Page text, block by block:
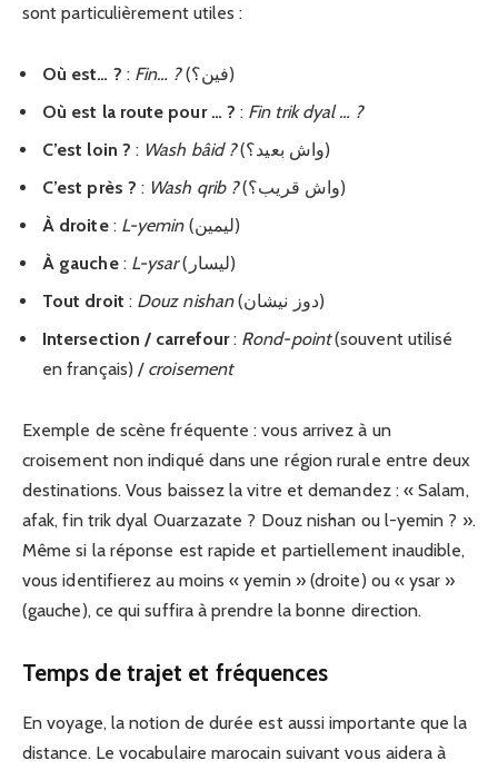
sont particulièrement utiles :
Où est… ? : Fin… ?
(فين؟)
Où est la route pour … ? : Fin trik dyal … ?
C’est loin ? : Wash bâid ?
(واش بعيد؟)
C’est près ? : Wash qrib ?
(واش قريب؟)
À droite: L-yemin
(ليمين)
À gauche: L-ysar
(ليسار)
Tout droit : Douz nishan
(دوز نيشان)
Intersection / carrefour: Rond-point(souvent utilisé
en français) / croisement
Exemple de scène fréquente : vous arrivez à un
croisement non indiqué dans une région rurale entre deux
destinations. Vous baissez la vitre et demandez : « Salam,
afak, fin trik dyal Ouarzazate ? Douz nishan ou l-yemin ? ».
Même si la réponse est rapide et partiellement inaudible,
vous identifierez au moins « yemin » (droite) ou « ysar »
(gauche), ce qui suffira à prendre la bonne direction.
Temps de trajet et fréquences
En voyage, la notion de durée est aussi importante que la
distance. Le vocabulaire marocain suivant vous aidera à